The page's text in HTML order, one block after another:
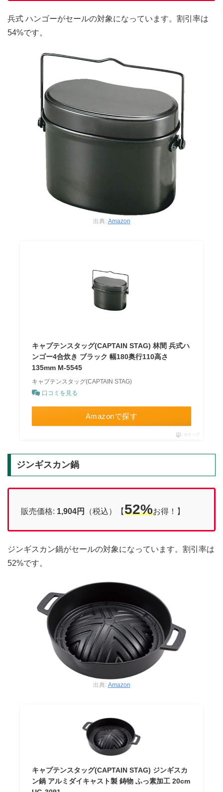
兵式 ハンゴーがセールの対象になっています。割引率は
54%です。
出典: Amazon
キャプテンスタッグ(CAPTAIN STAG) 林間 兵式ハ
ンゴー4合炊き ブラック 幅180奥行110高さ
135mm M-5545
キャプテンスタッグ(CAPTAIN STAG)
口コミを見る
Amazonで探す
ポチップ
ジンギスカン鍋
販売価格: 1,904円 （税込）【52%お得！】
ジンギスカン鍋がセールの対象になっています。割引率は
52%です。
出典: Amazon
キャプテンスタッグ(CAPTAIN STAG) ジンギスカ
ン鍋 アルミダイキャスト製 鋳物 ふっ素加工 20cm